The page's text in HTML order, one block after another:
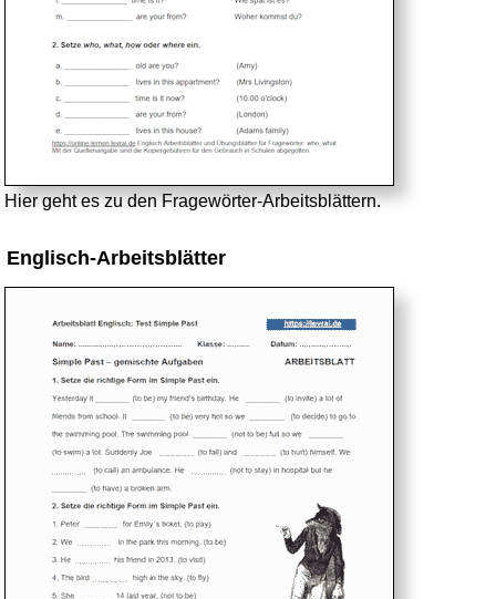
Hier geht es zu den Fragewörter-Arbeitsblättern.
Englisch-Arbeitsblätter